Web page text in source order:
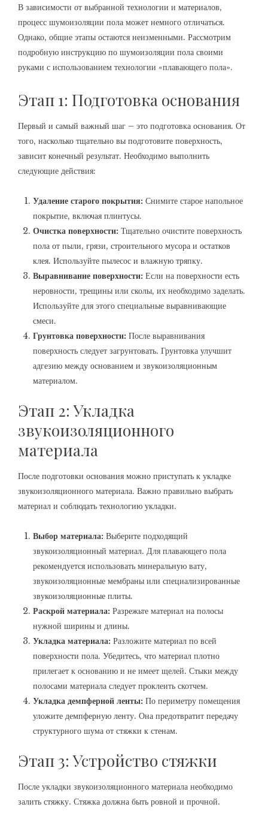
В зависимости от выбранной технологии и материалов‚
процесс шумоизоляции пола может немного отличаться.
Однако‚ общие этапы остаются неизменными. Рассмотрим
подробную инструкцию по шумоизоляции пола своими
руками с использованием технологии «плавающего пола».
Этап 1: Подготовка основания
Первый и самый важный шаг – это подготовка основания. От
того‚ насколько тщательно вы подготовите поверхность‚
зависит конечный результат. Необходимо выполнить
следующие действия:
Удаление старого покрытия: Снимите старое напольное
покрытие‚ включая плинтусы.
Очистка поверхности: Тщательно очистите поверхность
пола от пыли‚ грязи‚ строительного мусора и остатков
клея. Используйте пылесос и влажную тряпку.
Выравнивание поверхности: Если на поверхности есть
неровности‚ трещины или сколы‚ их необходимо заделать.
Используйте для этого специальные выравнивающие
смеси.
Грунтовка поверхности: После выравнивания
поверхность следует загрунтовать. Грунтовка улучшит
адгезию между основанием и звукоизоляционным
материалом.
Этап 2: Укладка
звукоизоляционного
материала
После подготовки основания можно приступать к укладке
звукоизоляционного материала. Важно правильно выбрать
материал и соблюдать технологию укладки.
Выбор материала: Выберите подходящий
звукоизоляционный материал. Для плавающего пола
рекомендуется использовать минеральную вату‚
звукоизоляционные мембраны или специализированные
звукоизоляционные плиты.
Раскрой материала: Разрежьте материал на полосы
нужной ширины и длины.
Укладка материала: Разложите материал по всей
поверхности пола. Убедитесь‚ что материал плотно
прилегает к основанию и не имеет щелей. Стыки между
полосами материала следует проклеить скотчем.
Укладка демпферной ленты: По периметру помещения
уложите демпферную ленту. Она предотвратит передачу
структурного шума от стяжки к стенам.
Этап 3: Устройство стяжки
После укладки звукоизоляционного материала необходимо
залить стяжку. Стяжка должна быть ровной и прочной.